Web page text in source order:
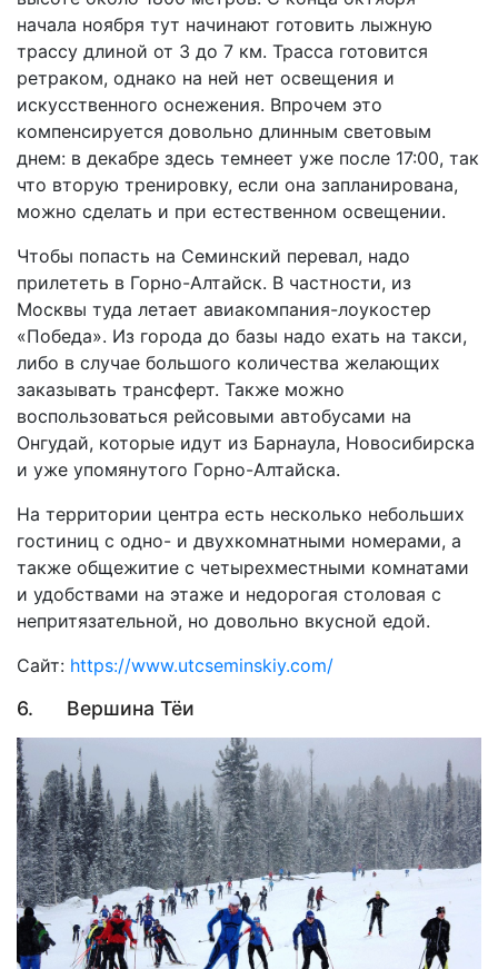
начала ноября тут начинают готовить лыжную
трассу длиной от 3 до 7 км. Трасса готовится
ретраком, однако на ней нет освещения и
искусственного оснежения. Впрочем это
компенсируется довольно длинным световым
днем: в декабре здесь темнеет уже после 17:00, так
что вторую тренировку, если она запланирована,
можно сделать и при естественном освещении.
Чтобы попасть на Семинский перевал, надо
прилететь в Горно-Алтайск. В частности, из
Москвы туда летает авиакомпания-лоукостер
«Победа». Из города до базы надо ехать на такси,
либо в случае большого количества желающих
заказывать трансферт. Также можно
воспользоваться рейсовыми автобусами на
Онгудай, которые идут из Барнаула, Новосибирска
и уже упомянутого Горно-Алтайска.
На территории центра есть несколько небольших
гостиниц с одно- и двухкомнатными номерами, а
также общежитие с четырехместными комнатами
и удобствами на этаже и недорогая столовая с
непритязательной, но довольно вкусной едой.
Сайт: https://www.utcseminskiy.com/
6. Вершина Тёи